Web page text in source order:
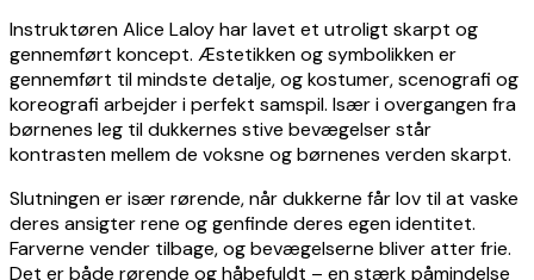
Instruktøren Alice Laloy har lavet et utroligt skarpt og
gennemført koncept. Æstetikken og symbolikken er
gennemført til mindste detalje, og kostumer, scenografi og
koreografi arbejder i perfekt samspil. Især i overgangen fra
børnenes leg til dukkernes stive bevægelser står
kontrasten mellem de voksne og børnenes verden skarpt.
Slutningen er især rørende, når dukkerne får lov til at vaske
deres ansigter rene og genfinde deres egen identitet.
Farverne vender tilbage, og bevægelserne bliver atter frie.
Det er både rørende og håbefuldt – en stærk påmindelse